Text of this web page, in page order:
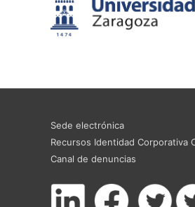
Sede electrónica
Recursos Identidad Corporativa
Canal de denuncias